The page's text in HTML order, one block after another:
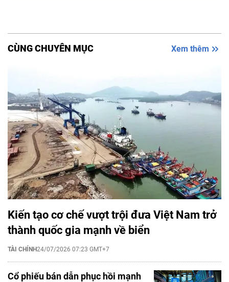
CÙNG CHUYÊN MỤC Xem thêm
Kiến tạo cơ chế vượt trội đưa Việt Nam trở
thành quốc gia mạnh về biển
TÀI CHÍNH24/07/2026 07:23 GMT+7
Cổ phiếu bán dẫn phục hồi mạnh